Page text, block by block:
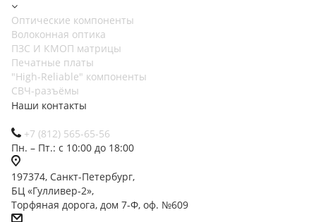
Оптические компоненты
Волоконная оптика
ПЗС И КМОП матрицы
Печатные платы
"High-Reliable" компоненты
СВЧ-разъёмы
Наши контакты
+7 (812) 565-65-56
Пн. – Пт.: с 10:00 до 18:00
197374, Санкт-Петербург,
БЦ «Гулливер-2»,
Торфяная дорога, дом 7-Ф, оф. №609